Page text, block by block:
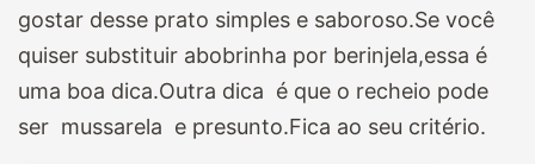
gostar desse prato simples e saboroso.Se você
quiser substituir abobrinha por berinjela,essa é
uma boa dica.Outra dica é que o recheio pode
ser mussarela e presunto.Fica ao seu critério.